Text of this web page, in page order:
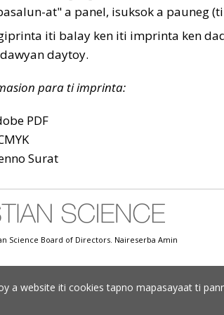
at" a panel, isuksok a pauneg
iti balay ken iti imprinta ken
daytoy.
para ti imprinta:
PDF
Surat
Science Board of Directors. Naireserba Amin
a website iti cookies tapno mapasayaat ti